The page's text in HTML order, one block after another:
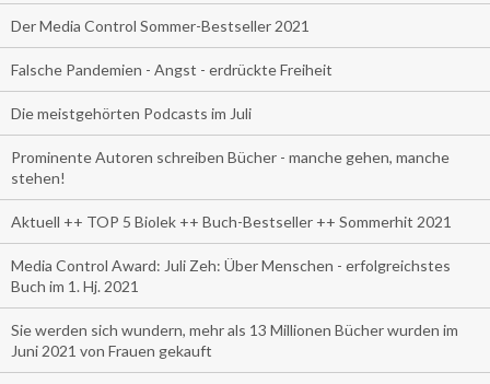
Der Media Control Sommer-Bestseller 2021
Falsche Pandemien - Angst - erdrückte Freiheit
Die meistgehörten Podcasts im Juli
Prominente Autoren schreiben Bücher - manche gehen, manche
stehen!
Aktuell ++ TOP 5 Biolek ++ Buch-Bestseller ++ Sommerhit 2021
Media Control Award: Juli Zeh: Über Menschen - erfolgreichstes
Buch im 1. Hj. 2021
Sie werden sich wundern, mehr als 13 Millionen Bücher wurden im
Juni 2021 von Frauen gekauft